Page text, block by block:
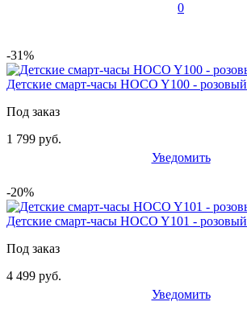
0
-31%
Детские смарт-часы HOCO Y100 - розовый
Под заказ
1 799 руб.
Уведомить
-20%
Детские смарт-часы HOCO Y101 - розовый
Под заказ
4 499 руб.
Уведомить